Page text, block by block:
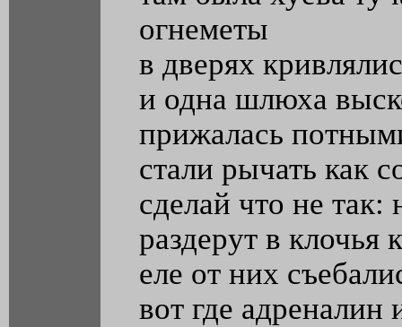
огнеметы
в дверях
и одна шлюха
прижалась
стали рычать как
сделай что не так:
раздерут в клочья
еле от них
вот где адреналин